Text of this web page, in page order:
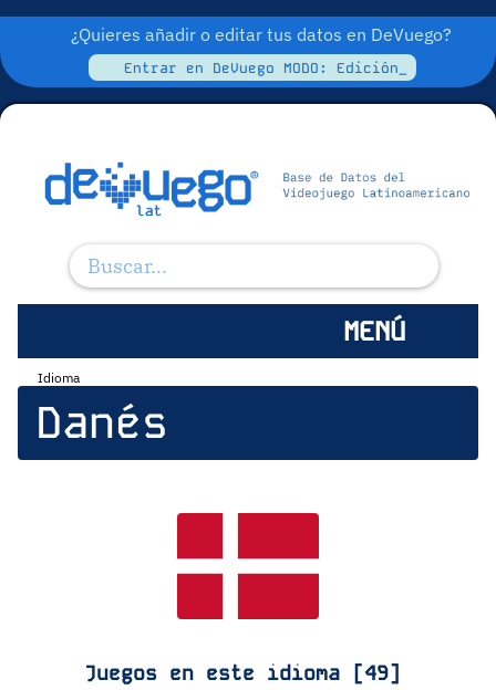
¿Quieres añadir o editar tus datos en DeVuego?
Entrar en DeVuego MODO: Edición_
MENÚ
Idioma
Danés
Juegos en este idioma [49]